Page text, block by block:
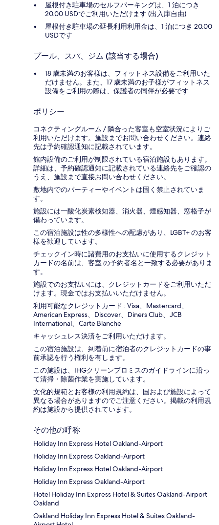
屋根付き駐車場のセルフパーキングは、1 泊につき
20.00 USDでご利用いただけます (出入庫自由)
屋根付き駐車場の延長利用利用金は、1 泊につき 20.00
USDです
プール、スパ、ジム (該当する場合)
18 歳未満のお客様は、フィットネス設備をご利用いた
だけません。また、17 歳未満のお子様がフィットネス
設備をご利用の際は、保護者の同伴が必要です
ポリシー
コネクティングルーム / 隣合った客室も空室状況によりご
利用いただけます。施設までお問い合わせください。連絡
先は予約確認通知に記載されています。
館内設備のご利用が制限されている宿泊施設もあります。
詳細は、予約確認通知に記載されている連絡先をご確認の
うえ、施設まで直接お問い合わせください。
敷地内でのパーティーやイベントは固く禁止されていま
す。
施設には一酸化炭素検知器、消火器、煙感知器、窓格子が
備わっています。
この宿泊施設は性の多様性への配慮があり、LGBT+ のお客
様を歓迎しています。
チェックイン時に諸費用のお支払いに使用するクレジット
カードの名前は、客室 の予約者名と一致する必要がありま
す。
施設でのお支払いには、クレジットカードをご利用いただ
けます。現金ではお支払いいただけません。
利用可能なクレジットカード : Visa、Mastercard、
American Express、Discover、Diners Club、JCB
International、Carte Blanche
キャッシュレス決済をご利用いただけます。
この宿泊施設は、到着前に宿泊者のクレジットカードの事
前承認を行う権利を有します。
この施設は、IHGクリーンプロミスのガイドラインに沿っ
て清掃・除菌作業を実施しています。
文化的規範とお客様の利用規約は、国および施設によって
異なる場合がありますのでご注意ください。掲載の利用規
約は施設から提供されています。
その他の呼称
Holiday Inn Express Hotel Oakland-Airport
Holiday Inn Express Oakland-Airport
Holiday Inn Express Hotel Oakland-Airport
Holiday Inn Express Oakland-Airport
Hotel Holiday Inn Express Hotel & Suites Oakland-Airport
Oakland
Oakland Holiday Inn Express Hotel & Suites Oakland-